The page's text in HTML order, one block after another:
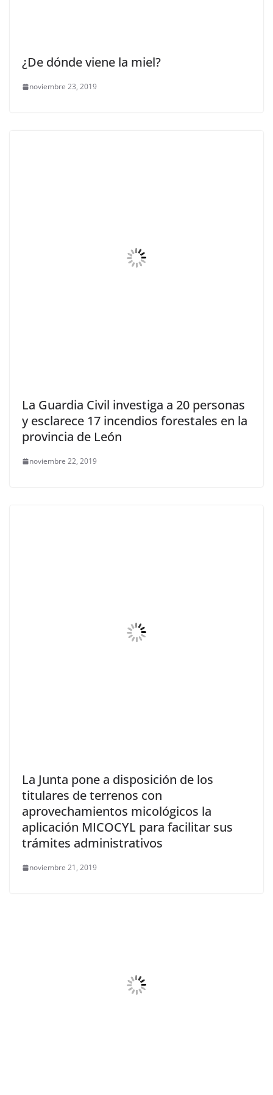
¿De dónde viene la miel?
noviembre 23, 2019
La Guardia Civil investiga a 20 personas
y esclarece 17 incendios forestales en la
provincia de León
noviembre 22, 2019
La Junta pone a disposición de los
titulares de terrenos con
aprovechamientos micológicos la
aplicación MICOCYL para facilitar sus
trámites administrativos
noviembre 21, 2019